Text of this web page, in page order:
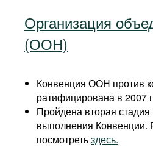
Организация
(ООН)
Конвенция ООН против
ратифицирована в 2007
Пройдена вторая
выполнения
посмотретьздесь.